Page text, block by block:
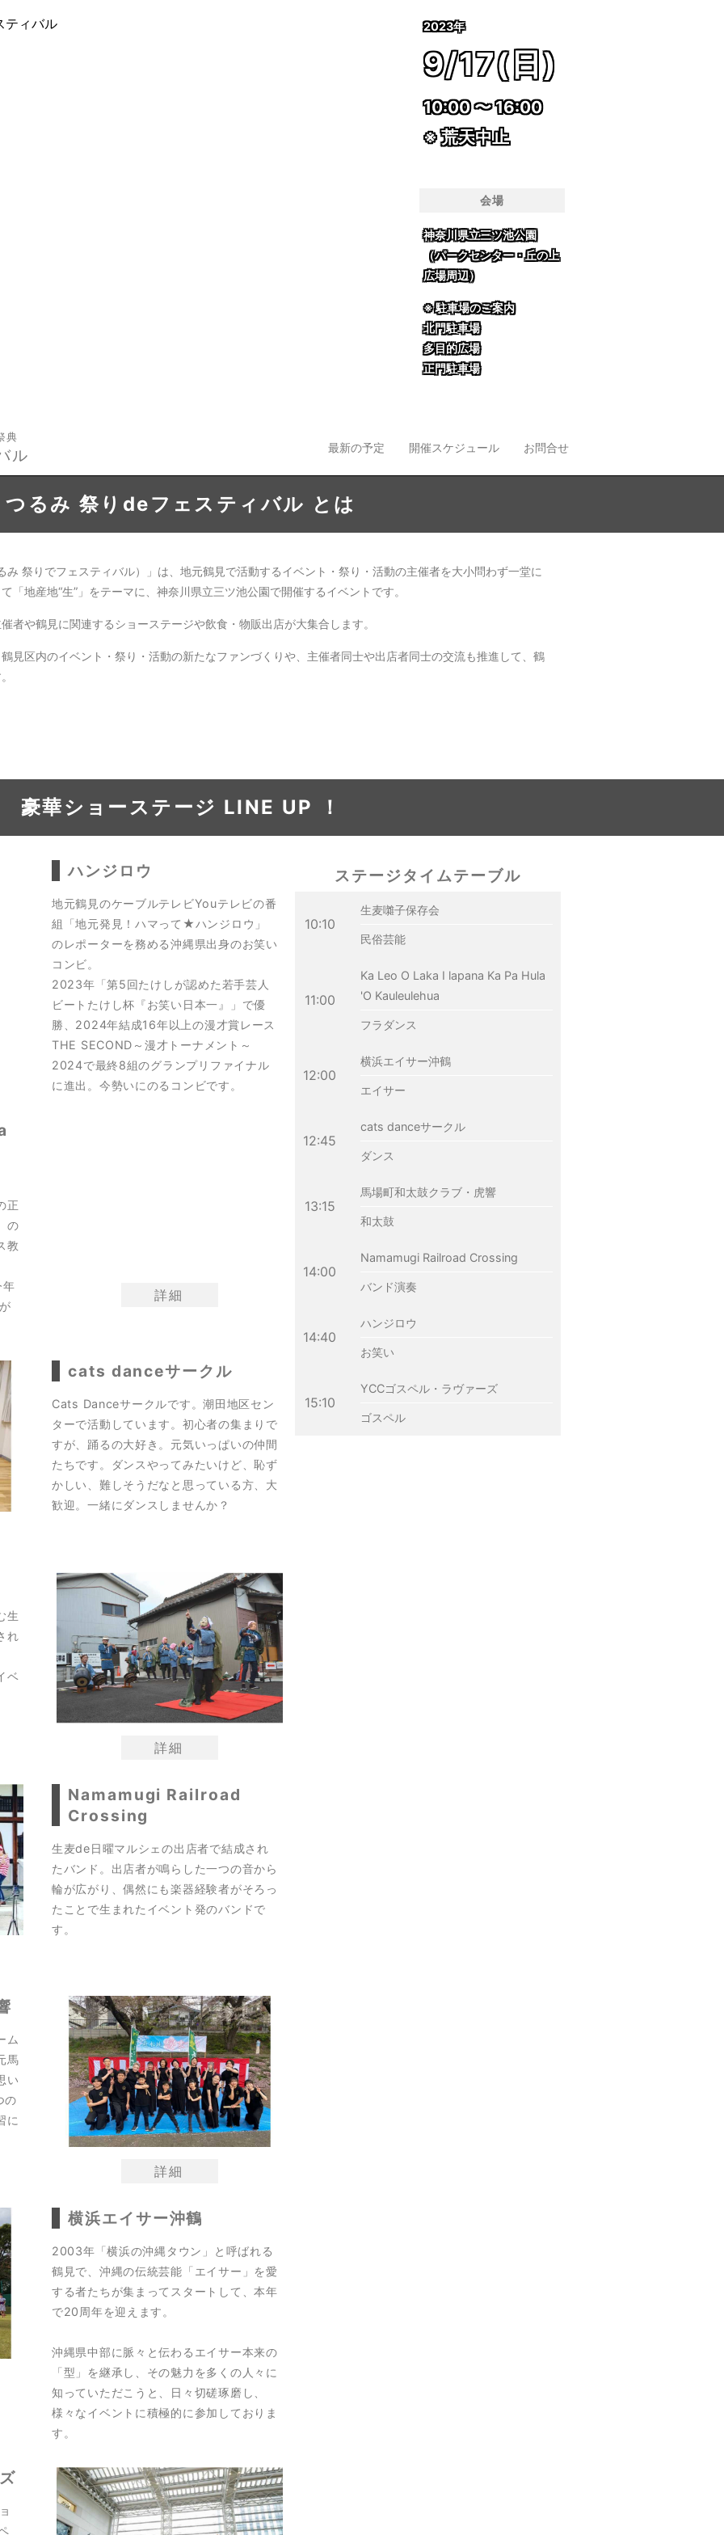
2023年
9/17(日)
10:00 〜 16:00
※ 荒天中止
会場
神奈川県立三ツ池公園
（パークセンター・丘の上
広場周辺）
※ 駐車場のご案内
北門駐車場
多目的広場
正門駐車場
典
ル 最新の予定 開催スケジュール お問合せ
つるみ 祭りdeフェスティバル とは
祭りでフェスティバル）」は、地元鶴見で活動するイベント・祭り・活動の主催者を大小問わず一堂に
「地産地“生”」をテーマに、神奈川県立三ツ池公園で開催するイベントです。
者や鶴見に関連するショーステージや飲食・物販出店が大集合します。
見区内のイベント・祭り・活動の新たなファンづくりや、主催者同士や出店者同士の交流も推進して、鶴
豪華ショーステージ LINE UP ！
ハンジロウ
地元鶴見のケーブルテレビYouテレビの番
組「地元発見！ハマって★ハンジロウ」
のレポーターを務める沖縄県出身のお笑い
コンビ。
2023年「第5回たけしが認めた若手芸人
ビートたけし杯『お笑い日本一』」で優
勝、2024年結成16年以上の漫才賞レース
THE SECOND～漫才トーナメント～
2024で最終8組のグランプリファイナル
に進出。今勢いにのるコンビです。
正
の
教
年
詳細
cats danceサークル
Cats Danceサークルです。潮田地区セン
ターで活動しています。初心者の集まりで
すが、踊るの大好き。元気いっぱいの仲間
たちです。ダンスやってみたいけど、恥ず
かしい、難しそうだなと思っている方、大
歓迎。一緒にダンスしませんか？
生
れ
ベ
詳細
Namamugi Railroad
Crossing
生麦de日曜マルシェの出店者で結成され
たバンド。出店者が鳴らした一つの音から
輪が広がり、偶然にも楽器経験者がそろっ
たことで生まれたイベント発のバンドで
す。
ム
馬
い
の
に
詳細
横浜エイサー沖鶴
2003年「横浜の沖縄タウン」と呼ばれる
鶴見で、沖縄の伝統芸能「エイサー」を愛
する者たちが集まってスタートして、本年
で20周年を迎えます。
沖縄県中部に脈々と伝わるエイサー本来の
「型」を継承し、その魅力を多くの人々に
知っていただこうと、日々切磋琢磨し、
様々なイベントに積極的に参加しておりま
す。
ステージタイムテーブル
10:10
生麦囃子保存会
民俗芸能
11:00
Ka Leo O Laka I lapana Ka Pa Hula
'O Kauleulehua
フラダンス
12:00
横浜エイサー沖鶴
エイサー
12:45
cats danceサークル
ダンス
13:15
馬場町和太鼓クラブ・虎響
和太鼓
14:00
Namamugi Railroad Crossing
バンド演奏
14:40
ハンジロウ
お笑い
15:10
YCCゴスペル・ラヴァーズ
ゴスペル